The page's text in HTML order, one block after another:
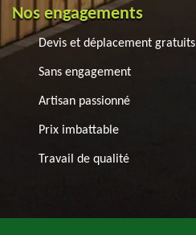
Nos engagements
Devis et déplacement gratuits
Sans engagement
Artisan passionné
Prix imbattable
Travail de qualité